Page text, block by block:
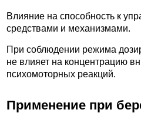
Влияние на способность к
средствами и механизмами.
При соблюдении режима
не влияет на концентрацию
психомоторных реакций.
Применение при